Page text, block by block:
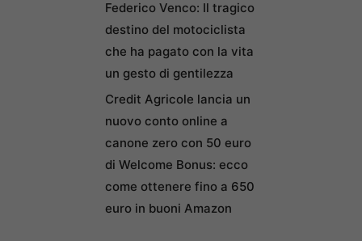
Federico Venco: Il tragico
destino del motociclista
che ha pagato con la vita
un gesto di gentilezza
Credit Agricole lancia un
nuovo conto online a
canone zero con 50 euro
di Welcome Bonus: ecco
come ottenere fino a 650
euro in buoni Amazon